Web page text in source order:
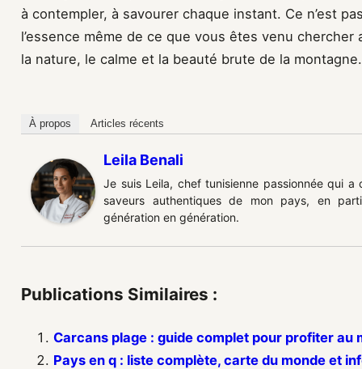
à contempler, à savourer chaque instant. Ce n’est
l’essence même de ce que vous êtes venu chercher
la nature, le calme et la beauté brute de la montagne.
À propos Articles récents
Leila Benali
Je suis Leila, chef tunisienne passionnée qui
saveurs authentiques de mon pays, en
génération en génération.
Publications Similaires :
Carcans plage : guide complet pour profiter au
Pays en q : liste complète, carte du monde et